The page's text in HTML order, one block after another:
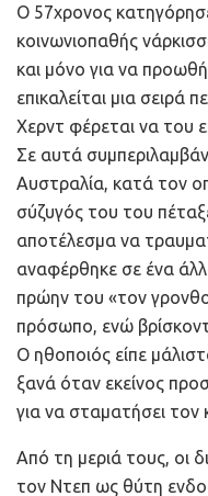
Ο 57χρονος
κοινωνιοπαθής
και μόνο για να
επικαλείται μια σειρά
Χερντ φέρεται να του
Σε αυτά
Αυστραλία, κατά τον
σύζυγός του του
αποτέλεσμα να
αναφέρθηκε σε ένα
πρώην του «τον
πρόσωπο, ενώ
Ο ηθοποιός είπε
ξανά όταν εκείνος
για να σταματήσει τον
Από τη μεριά τους, οι
τον Ντεπ ως θύτη